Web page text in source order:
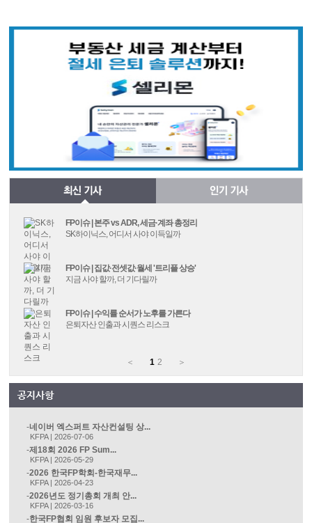
FP이슈 | 본주 vs ADR, 세금·계좌 총정리
SK하이닉스, 어디서 사야 이득일까
FP이슈 | 집값·전셋값·월세 '트리플 상승'
지금 사야 할까, 더 기다릴까
FP이슈 | 수익률 순서가 노후를 가른다
은퇴자산 인출과 시퀀스 리스크
＜ 1 2 ＞
네이버 엑스퍼트 자산컨설팅 상...
KFPA | 2026-07-06
제18회 2026 FP Sum...
KFPA | 2026-05-29
2026 한국FP학회-한국재무...
KFPA | 2026-04-23
2026년도 정기총회 개최 안...
KFPA | 2026-03-16
한국FP협회 임원 후보자 모집...